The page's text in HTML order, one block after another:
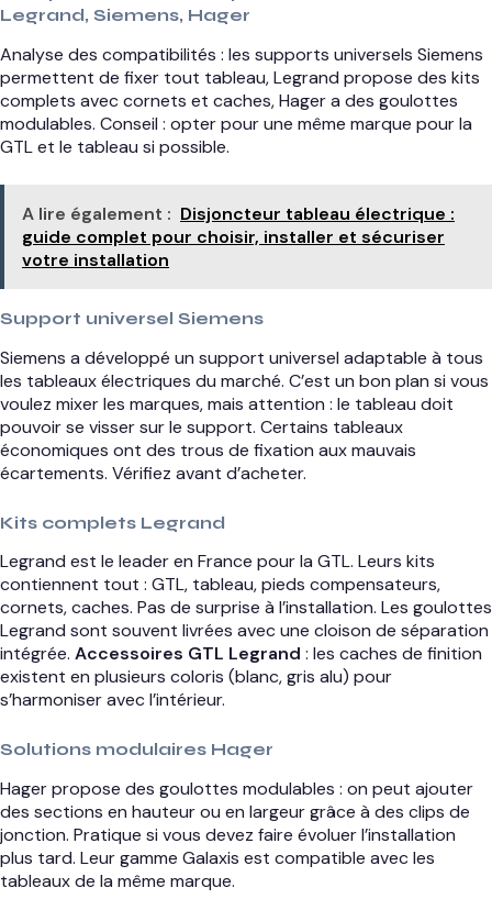
Legrand, Siemens, Hager
Analyse des compatibilités : les supports universels Siemens
permettent de fixer tout tableau, Legrand propose des kits
complets avec cornets et caches, Hager a des goulottes
modulables. Conseil : opter pour une même marque pour la
GTL et le tableau si possible.
A lire également : Disjoncteur tableau électrique :
guide complet pour choisir, installer et sécuriser
votre installation
Support universel Siemens
Siemens a développé un support universel adaptable à tous
les tableaux électriques du marché. C’est un bon plan si vous
voulez mixer les marques, mais attention : le tableau doit
pouvoir se visser sur le support. Certains tableaux
économiques ont des trous de fixation aux mauvais
écartements. Vérifiez avant d’acheter.
Kits complets Legrand
Legrand est le leader en France pour la GTL. Leurs kits
contiennent tout : GTL, tableau, pieds compensateurs,
cornets, caches. Pas de surprise à l’installation. Les goulottes
Legrand sont souvent livrées avec une cloison de séparation
intégrée. Accessoires GTL Legrand : les caches de finition
existent en plusieurs coloris (blanc, gris alu) pour
s’harmoniser avec l’intérieur.
Solutions modulaires Hager
Hager propose des goulottes modulables : on peut ajouter
des sections en hauteur ou en largeur grâce à des clips de
jonction. Pratique si vous devez faire évoluer l’installation
plus tard. Leur gamme Galaxis est compatible avec les
tableaux de la même marque.